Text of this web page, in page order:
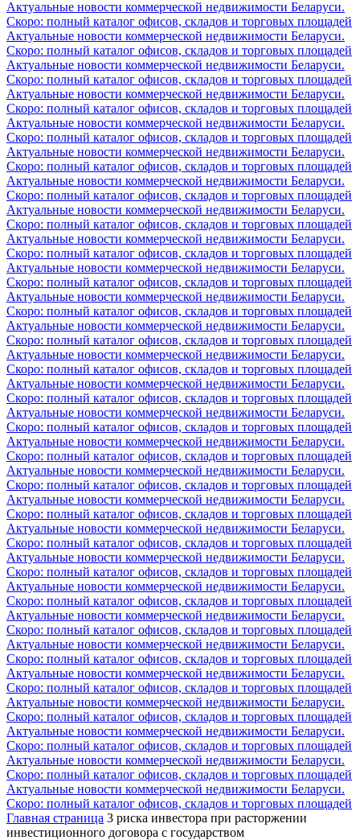
Актуальные новости коммерческой недвижимости Беларуси.
Скоро: полный каталог офисов, складов и торговых площадей
Актуальные новости коммерческой недвижимости Беларуси.
Скоро: полный каталог офисов, складов и торговых площадей
Актуальные новости коммерческой недвижимости Беларуси.
Скоро: полный каталог офисов, складов и торговых площадей
Актуальные новости коммерческой недвижимости Беларуси.
Скоро: полный каталог офисов, складов и торговых площадей
Актуальные новости коммерческой недвижимости Беларуси.
Скоро: полный каталог офисов, складов и торговых площадей
Актуальные новости коммерческой недвижимости Беларуси.
Скоро: полный каталог офисов, складов и торговых площадей
Актуальные новости коммерческой недвижимости Беларуси.
Скоро: полный каталог офисов, складов и торговых площадей
Актуальные новости коммерческой недвижимости Беларуси.
Скоро: полный каталог офисов, складов и торговых площадей
Актуальные новости коммерческой недвижимости Беларуси.
Скоро: полный каталог офисов, складов и торговых площадей
Актуальные новости коммерческой недвижимости Беларуси.
Скоро: полный каталог офисов, складов и торговых площадей
Актуальные новости коммерческой недвижимости Беларуси.
Скоро: полный каталог офисов, складов и торговых площадей
Актуальные новости коммерческой недвижимости Беларуси.
Скоро: полный каталог офисов, складов и торговых площадей
Актуальные новости коммерческой недвижимости Беларуси.
Скоро: полный каталог офисов, складов и торговых площадей
Актуальные новости коммерческой недвижимости Беларуси.
Скоро: полный каталог офисов, складов и торговых площадей
Актуальные новости коммерческой недвижимости Беларуси.
Скоро: полный каталог офисов, складов и торговых площадей
Актуальные новости коммерческой недвижимости Беларуси.
Скоро: полный каталог офисов, складов и торговых площадей
Актуальные новости коммерческой недвижимости Беларуси.
Скоро: полный каталог офисов, складов и торговых площадей
Актуальные новости коммерческой недвижимости Беларуси.
Скоро: полный каталог офисов, складов и торговых площадей
Актуальные новости коммерческой недвижимости Беларуси.
Скоро: полный каталог офисов, складов и торговых площадей
Актуальные новости коммерческой недвижимости Беларуси.
Скоро: полный каталог офисов, складов и торговых площадей
Актуальные новости коммерческой недвижимости Беларуси.
Скоро: полный каталог офисов, складов и торговых площадей
Актуальные новости коммерческой недвижимости Беларуси.
Скоро: полный каталог офисов, складов и торговых площадей
Актуальные новости коммерческой недвижимости Беларуси.
Скоро: полный каталог офисов, складов и торговых площадей
Актуальные новости коммерческой недвижимости Беларуси.
Скоро: полный каталог офисов, складов и торговых площадей
Актуальные новости коммерческой недвижимости Беларуси.
Скоро: полный каталог офисов, складов и торговых площадей
Актуальные новости коммерческой недвижимости Беларуси.
Скоро: полный каталог офисов, складов и торговых площадей
Актуальные новости коммерческой недвижимости Беларуси.
Скоро: полный каталог офисов, складов и торговых площадей
Актуальные новости коммерческой недвижимости Беларуси.
Скоро: полный каталог офисов, складов и торговых площадей
Главная страница 3 риска инвестора при расторжении
инвестиционного договора с государством